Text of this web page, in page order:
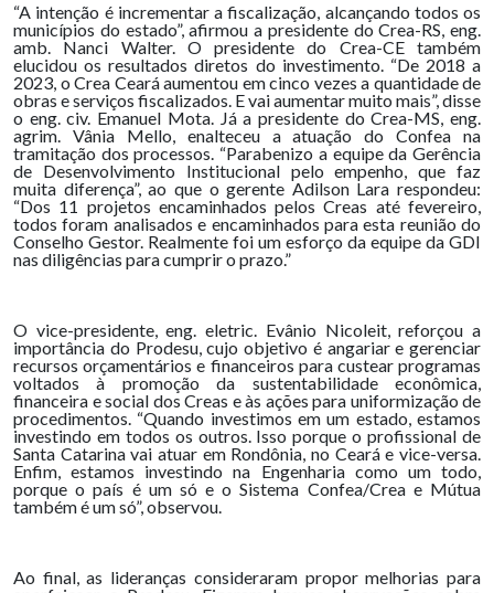
“A intenção é incrementar a fiscalização, alcançando todos os
municípios do estado”, afirmou a presidente do Crea-RS, eng.
amb. Nanci Walter. O presidente do Crea-CE também
elucidou os resultados diretos do investimento. “De 2018 a
2023, o Crea Ceará aumentou em cinco vezes a quantidade de
obras e serviços fiscalizados. E vai aumentar muito mais”, disse
o eng. civ. Emanuel Mota. Já a presidente do Crea-MS, eng.
agrim. Vânia Mello, enalteceu a atuação do Confea na
tramitação dos processos. “Parabenizo a equipe da Gerência
de Desenvolvimento Institucional pelo empenho, que faz
muita diferença”, ao que o gerente Adilson Lara respondeu:
“Dos 11 projetos encaminhados pelos Creas até fevereiro,
todos foram analisados e encaminhados para esta reunião do
Conselho Gestor. Realmente foi um esforço da equipe da GDI
nas diligências para cumprir o prazo.”
O vice-presidente, eng. eletric. Evânio Nicoleit, reforçou a
importância do Prodesu, cujo objetivo é angariar e gerenciar
recursos orçamentários e financeiros para custear programas
voltados à promoção da sustentabilidade econômica,
financeira e social dos Creas e às ações para uniformização de
procedimentos. “Quando investimos em um estado, estamos
investindo em todos os outros. Isso porque o profissional de
Santa Catarina vai atuar em Rondônia, no Ceará e vice-versa.
Enfim, estamos investindo na Engenharia como um todo,
porque o país é um só e o Sistema Confea/Crea e Mútua
também é um só”, observou.
Ao final, as lideranças consideraram propor melhorias para